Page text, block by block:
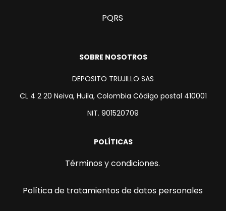
PQRS
SOBRE NOSOTROS
DEPOSITO TRUJILLO SAS
CL 4 2 20 Neiva, Huila, Colombia Código postal 410001
NIT. 901520709
POLÍTICAS
Términos y condiciones.
Política de tratamientos de datos personales